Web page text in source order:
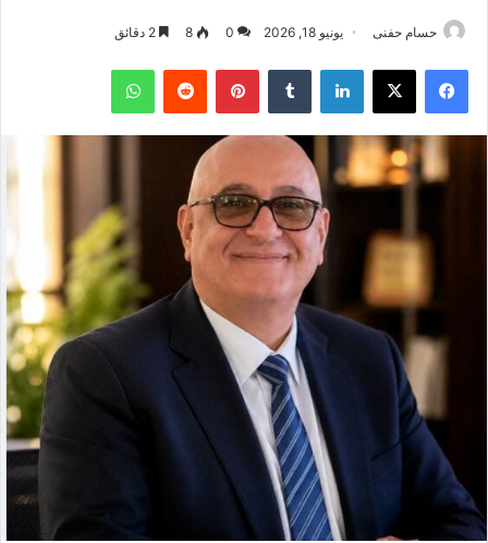
حسام حفنى يونيو 18, 2026 0
8
فيسبوك ‫X لينكدإن بينتيريست واتساب